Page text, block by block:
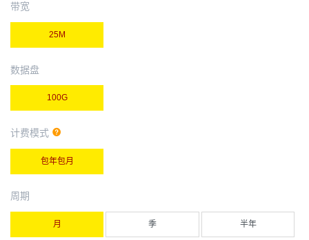
带宽
25M
数据盘
100G
计费模式
包年包月
周期
月 季 半年